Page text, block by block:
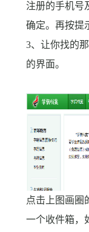
注册的手机号
确定。再按提
3、让你找的
的界面。
点击上图画圈
一个收件箱，